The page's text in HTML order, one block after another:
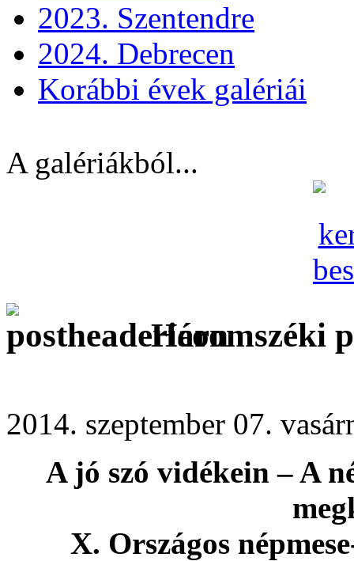
2023. Szentendre
2024. Debrecen
Korábbi évek galériái
A galériákból...
Háromszéki
2014. szeptember 07.
A jó szó vidékein – A
X. Országos